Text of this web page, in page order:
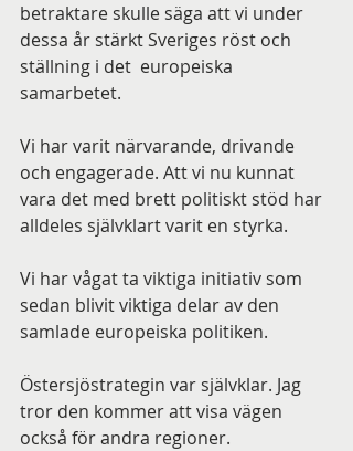
betraktare skulle säga att vi under
dessa år stärkt Sveriges röst och
ställning i det  europeiska
samarbetet.
Vi har varit närvarande, drivande
och engagerade. Att vi nu kunnat
vara det med brett politiskt stöd har
alldeles självklart varit en styrka.
Vi har vågat ta viktiga initiativ som
sedan blivit viktiga delar av den
samlade europeiska politiken.
Östersjöstrategin var självklar. Jag
tror den kommer att visa vägen
också för andra regioner.